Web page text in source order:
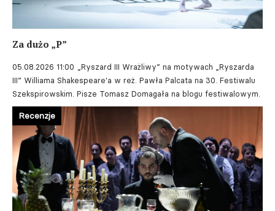
Za dużo „P”
05.08.2026 11:00
„Ryszard III Wrażliwy” na motywach „Ryszarda
III” Williama Shakespeare'a w reż. Pawła Palcata na 30. Festiwalu
Szekspirowskim. Pisze Tomasz Domagała na blogu festiwalowym.
Recenzje